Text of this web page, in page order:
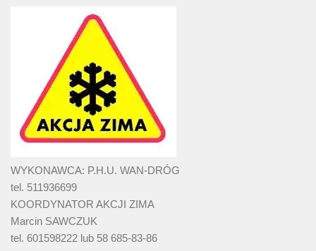
WYKONAWCA: P.H.U. WAN-DRÓG
tel. 511936699
KOORDYNATOR AKCJI ZIMA
Marcin SAWCZUK
tel. 601598222 lub 58 685-83-86